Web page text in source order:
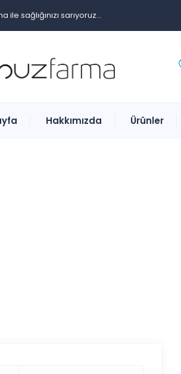
ile sağlığınızı sarıyoruz...
Hakkımızda Ürünler